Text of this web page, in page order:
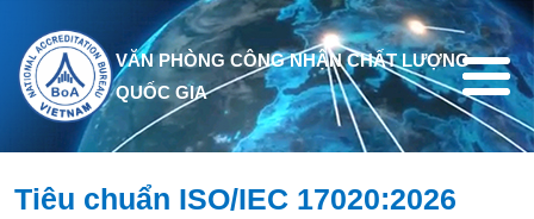
Nhảy đến nội dung
VĂN PHÒNG CÔNG NHẬN CHẤT LƯỢNG
QUỐC GIA
Tiêu chuẩn ISO/IEC 17020:2026